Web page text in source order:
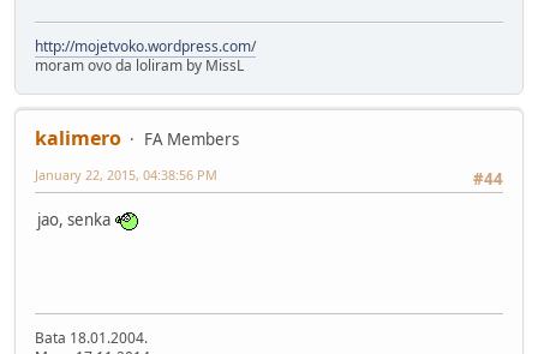
http://mojetvoko.wordpress.com/
moram ovo da loliram by MissL
kalimero
FA Members
#44
January 22, 2015, 04:38:56 PM
jao, senka
Bata 18.01.2004.